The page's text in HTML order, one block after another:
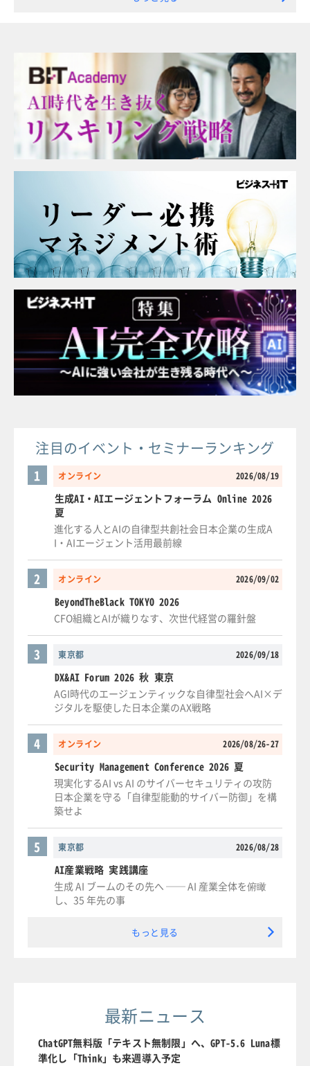
注目のイベント・セミナーランキング
オンライン 2026/08/19
1
生成AI・AIエージェントフォーラム Online 2026
夏
進化する人とAIの自律型共創社会日本企業の生成A
I・AIエージェント活用最前線
オンライン 2026/09/02
2
BeyondTheBlack TOKYO 2026
CFO組織とAIが織りなす、次世代経営の羅針盤
東京都 2026/09/18
3
DX&AI Forum 2026 秋 東京
AGI時代のエージェンティックな自律型社会へAI×デ
ジタルを駆使した日本企業のAX戦略
オンライン 2026/08/26-27
4
Security Management Conference 2026 夏
現実化するAI vs AI のサイバーセキュリティの攻防
日本企業を守る「自律型能動的サイバー防御」を構
築せよ
東京都 2026/08/28
5
AI産業戦略 実践講座
生成 AI ブームのその先へ ── AI 産業全体を俯瞰
し、35 年先の事
もっと見る
最新ニュース
ChatGPT無料版「テキスト無制限」へ、GPT-5.6 Luna標
準化し「Think」も来週導入予定